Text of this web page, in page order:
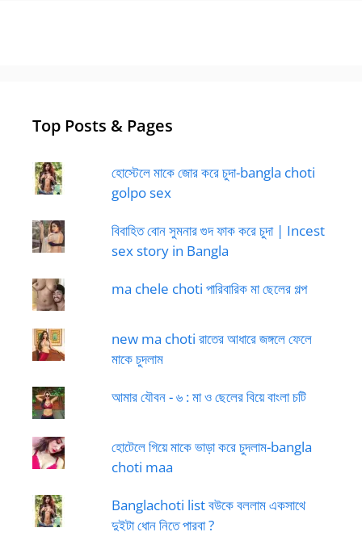
Top Posts & Pages
হোস্টেলে মাকে জোর করে চুদা-bangla choti
golpo sex
বিবাহিত বোন সুমনার গুদ ফাক করে চুদা | Incest
sex story in Bangla
ma chele choti পারিবারিক মা ছেলের গল্প
new ma choti রাতের আধারে জঙ্গলে ফেলে
মাকে চুদলাম
আমার যৌবন - ৬ : মা ও ছেলের বিয়ে বাংলা চটি
হোটেলে গিয়ে মাকে ভাড়া করে চুদলাম-bangla
choti maa
Banglachoti list বউকে বললাম একসাথে
দুইটা ধোন নিতে পারবা ?